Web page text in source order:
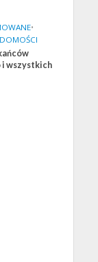
•
i wszystkich